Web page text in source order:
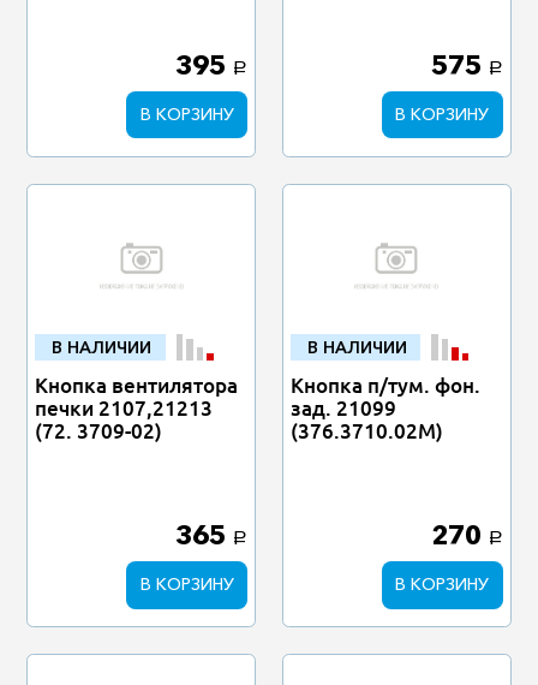
395 a
В КОРЗИНУ
575 a
В КОРЗИНУ
В НАЛИЧИИ
Кнопка вентилятора
печки 2107,21213
(72. 3709-02)
365 a
В КОРЗИНУ
В НАЛИЧИИ
Кнопка п/тум. фон.
зад. 21099
(376.3710.02М)
270 a
В КОРЗИНУ